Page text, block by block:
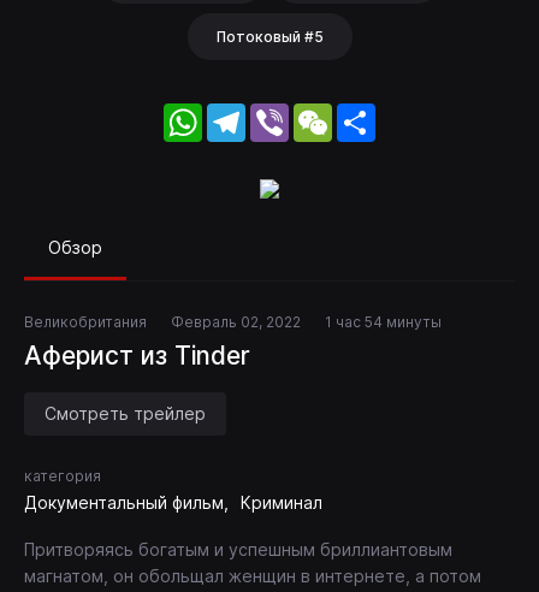
Потоковый #5
WhatsApp
Telegram
Viber WeChat
Обзор
Великобритания Февраль 02, 2022 1 час 54 минуты
Аферист из Tinder
Смотреть трейлер
категория
Документальный фильм Криминал
Притворяясь богатым и успешным бриллиантовым
магнатом, он обольщал женщин в интернете, а потом